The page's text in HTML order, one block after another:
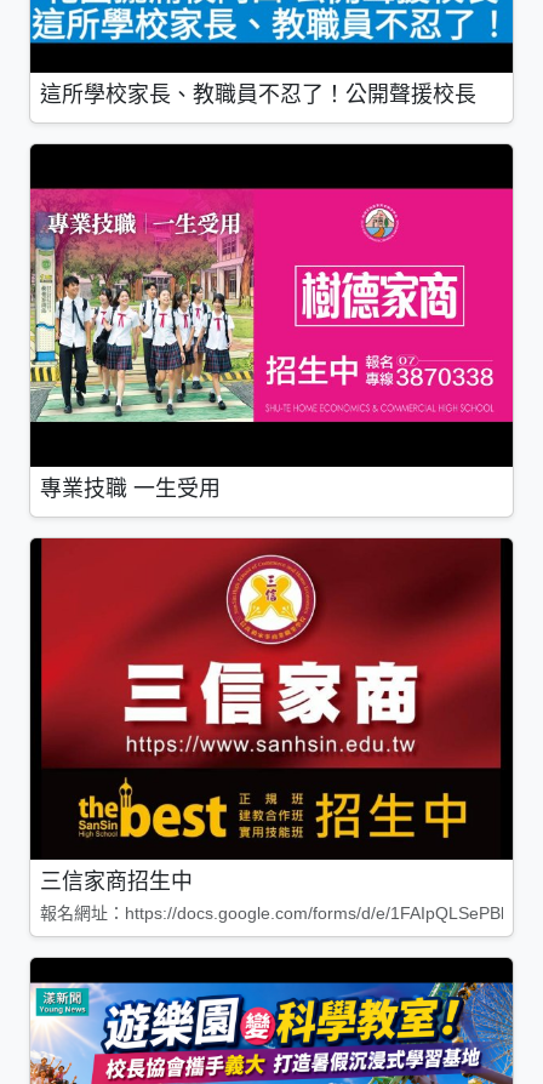
這所學校家長、教職員不忍了！公開聲援校長
專業技職 一生受用
三信家商招生中
報名網址：https://docs.google.com/forms/d/e/